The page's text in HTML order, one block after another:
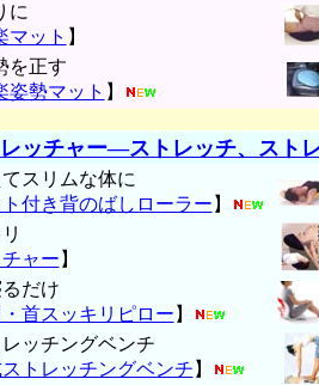
に
マット 】
を正す
姿勢マット 】
ッチャー―ストレッチ、スト
てスリムな体に
付き背のばしローラー 】
ャー 】
るだけ
首スッキリピロー 】
レッチングベンチ
トレッチングベンチ 】